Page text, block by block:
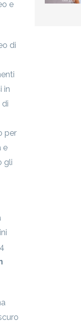
e
di
in
di
per
e
gli